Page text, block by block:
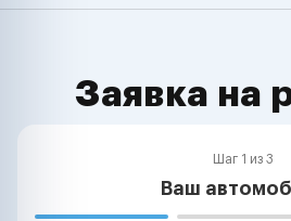
Заявка на
Шаг 1 из 3
Ваш